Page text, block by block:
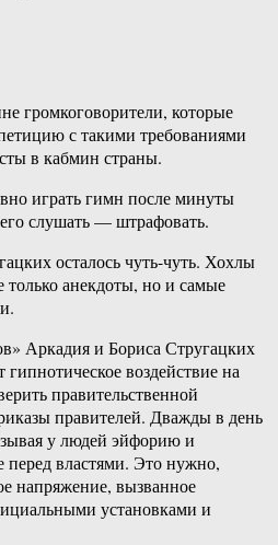
громкоговорители, которые
с такими требованиями
в кабмин страны.
играть гимн после минуты
слушать — штрафовать.
осталось чуть-чуть. Хохлы
анекдоты, но и самые
Аркадия и Бориса Стругацких
воздействие на
правительственной
правителей. Дважды в день
у людей эйфорию и
перед властями. Это нужно,
напряжение, вызванное
установками и